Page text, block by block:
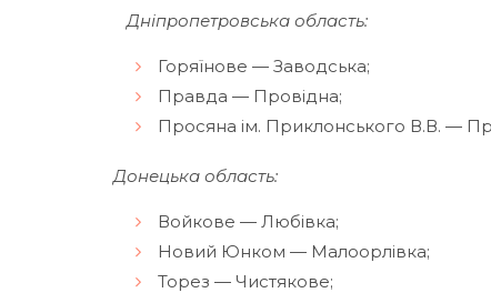
Дніпропетровська область:
Горяїнове — Заводська;
Правда — Провідна;
Просяна ім. Приклонського В.В. —
Донецька область:
Войкове — Любівка;
Новий Юнком — Малоорлівка;
Торез — Чистякове;